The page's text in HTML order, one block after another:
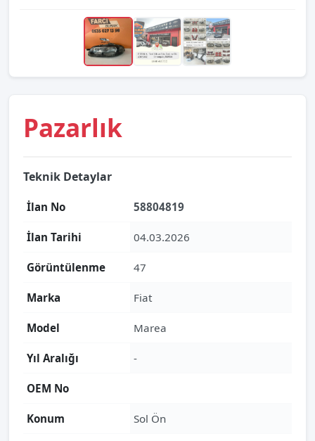
Pazarlık
Teknik Detaylar
İlan No 58804819
İlan Tarihi 04.03.2026
Görüntülenme 47
Marka Fiat
Model Marea
Yıl Aralığı -
OEM No
Konum Sol Ön